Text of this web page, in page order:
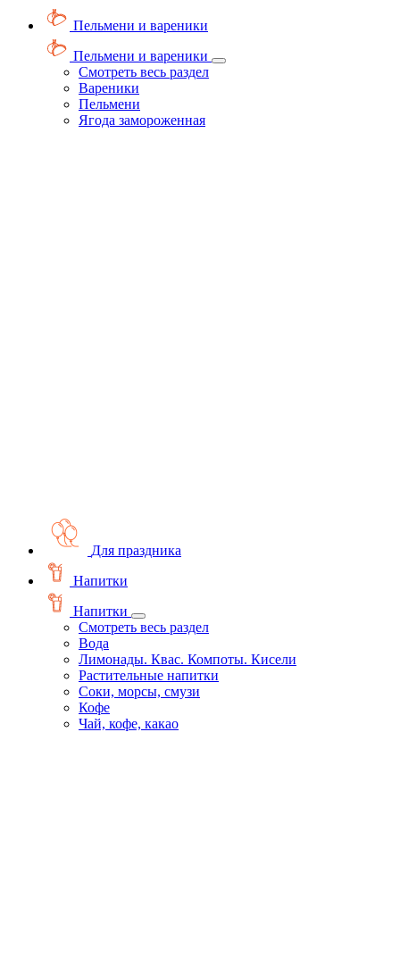
Пельмени и вареники
Пельмени и вареники
Смотреть весь раздел
Вареники
Пельмени
Ягода замороженная
Для праздника
Напитки
Напитки
Смотреть весь раздел
Вода
Лимонады. Квас. Компоты. Кисели
Растительные напитки
Соки, морсы, смузи
Кофе
Чай, кофе, какао